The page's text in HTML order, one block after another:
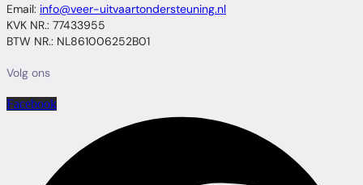
Email: info@veer-uitvaartondersteuning.nl
KVK NR.: 77433955
BTW NR.: NL861006252B01
Volg ons
Facebook